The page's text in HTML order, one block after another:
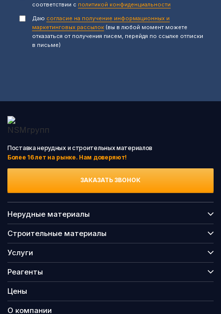
соответствии с политикой конфиденциальности
Даю согласие на получение информационных и
маркетинговых рассылок (вы в любой момент можете
отказаться от получения писем, перейдя по ссылке отписки
в письме)
Поставка нерудных и строительных материалов
Более 16 лет на рынке. Нам доверяют!
ЗАКАЗАТЬ ЗВОНОК
Нерудные материалы
Строительные материалы
Услуги
Реагенты
Цены
О компании